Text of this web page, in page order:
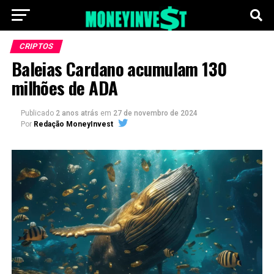
CRIPTOS
Baleias Cardano acumulam 130
milhões de ADA
Publicado 2 anos atrás em 27 de novembro de 2024
Por Redação MoneyInvest